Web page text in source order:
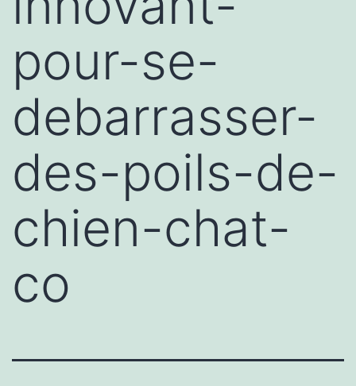
pour-se-
debarrasser-
des-poils-de-
chien-chat-
co